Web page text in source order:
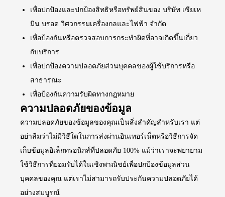
เพื่อปกป้องและปกป้องสิทธิหรือทรัพย์สินของ บริษัท เซียเห
มิน บรอด วิศวกรรมเครื่องกลและไฟฟ้า จำกัด
เพื่อป้องกันหรือตรวจสอบการกระทำผิดที่อาจเกิดขึ้นเกี่ยว
กับบริการ
เพื่อปกป้องความปลอดภัยส่วนบุคคลของผู้ใช้บริการหรือ
สาธารณะ
เพื่อป้องกันความรับผิดทางกฎหมาย
ความปลอดภัยของข้อมูล
ความปลอดภัยของข้อมูลของคุณเป็นสิ่งสำคัญสำหรับเรา แต่
อย่าลืมว่าไม่มีวิธีใดในการส่งผ่านอินเทอร์เน็ตหรือวิธีการจัด
เก็บข้อมูลอิเล็กทรอนิกส์ที่ปลอดภัย 100% แม้ว่าเราจะพยายาม
ใช้วิธีการที่ยอมรับได้ในเชิงพาณิชย์เพื่อปกป้องข้อมูลส่วน
บุคคลของคุณ แต่เราไม่สามารถรับประกันความปลอดภัยได้
อย่างสมบูรณ์